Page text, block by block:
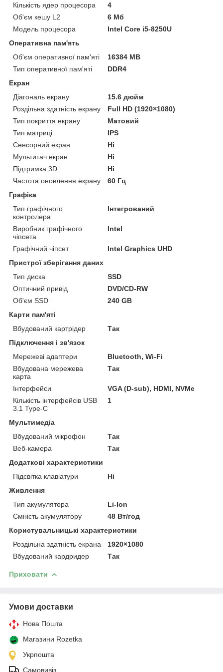
Кількість ядер процесора
4
Об'єм кешу L2
6 Мб
Модель процесора
Intel Core i5-8250U
Оперативна пам'ять
Об'єм оперативної пам'яті
16384 MB
Тип оперативної пам'яті
DDR4
Екран
Діагональ екрану
15.6 дюйм
Роздільна здатність екрану
Full HD (1920×1080)
Тип покриття екрану
Матовий
Тип матриці
IPS
Сенсорний екран
Ні
Мультитач екран
Ні
Підтримка 3D
Ні
Частота оновлення екрану
60 Гц
Графіка
Тип графічного
контролера
Інтегрований
Виробник графічного
чіпсета
Intel
Графічний чіпсет
Intel Graphics UHD
Пристрої зберігання даних
Тип диска
SSD
Оптичний привід
DVD/CD-RW
Об'єм SSD
240 GB
Карти пам'яті
Вбудований картрідер
Так
Підключення і зв'язок
Мережеві адаптери
Bluetooth, Wi-Fi
Вбудована мережева
карта
Так
Інтерфейси
VGA (D-sub), HDMI, NVMe
Кількість інтерфейсів USB
3.1 Type-C
1
Мультимедіа
Вбудований мікрофон
Так
Веб-камера
Так
Додаткові характеристики
Підсвітка клавіатури
Ні
Живлення
Тип акумулятора
Li-Ion
Ємність акумулятору
48 Вт/год
Користувальницькі характеристики
Роздільна здатність екрана
1920×1080
Вбудований кардридер
Так
Приховати
Умови доставки
Нова Пошта
Магазини Rozetka
Укрпошта
Самовивіз